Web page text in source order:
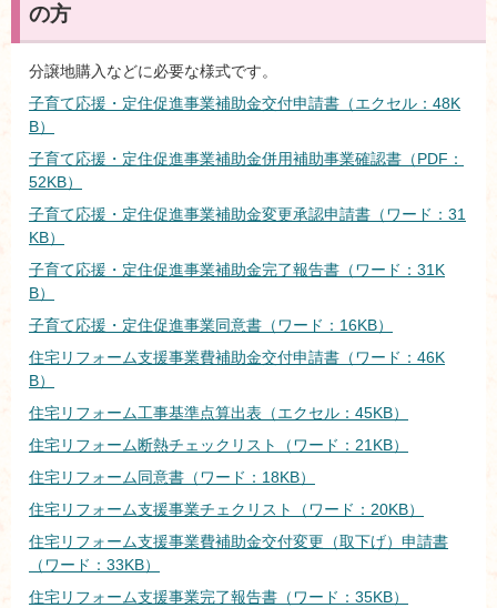
の方
分譲地購入などに必要な様式です。
子育て応援・定住促進事業補助金交付申請書（エクセル：48K
B）
子育て応援・定住促進事業補助金併用補助事業確認書（PDF：
52KB）
子育て応援・定住促進事業補助金変更承認申請書（ワード：31
KB）
子育て応援・定住促進事業補助金完了報告書（ワード：31K
B）
子育て応援・定住促進事業同意書（ワード：16KB）
住宅リフォーム支援事業費補助金交付申請書（ワード：46K
B）
住宅リフォーム工事基準点算出表（エクセル：45KB）
住宅リフォーム断熱チェックリスト（ワード：21KB）
住宅リフォーム同意書（ワード：18KB）
住宅リフォーム支援事業チェクリスト（ワード：20KB）
住宅リフォーム支援事業費補助金交付変更（取下げ）申請書
（ワード：33KB）
住宅リフォーム支援事業完了報告書（ワード：35KB）